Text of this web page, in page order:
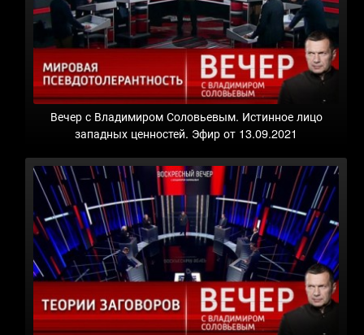
Вечер с Владимиром Соловьевым. Истинное лицо
западных ценностей. Эфир от 13.09.2021